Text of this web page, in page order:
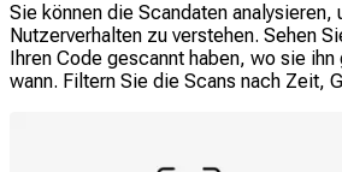
Sie können die Scandaten analysieren,
Nutzerverhalten zu verstehen. Sehen
Ihren Code gescannt haben, wo sie ihn
wann. Filtern Sie die Scans nach Zeit,